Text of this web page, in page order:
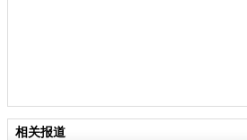
相关报道